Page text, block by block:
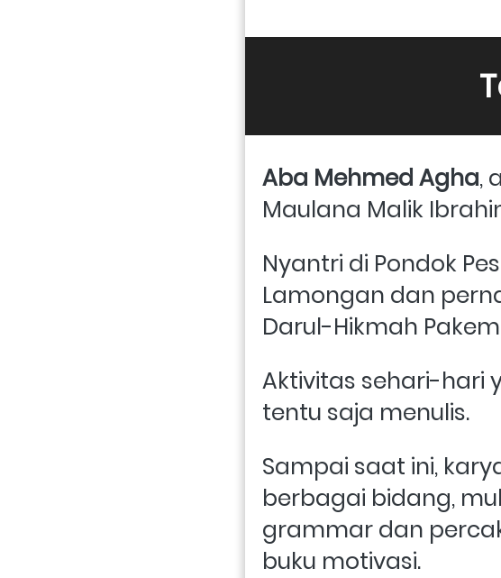
Aba Mehmed Agha,
Maulana Malik
Nyantri di Pondok
Lamongan dan
Darul-Hikmah
Aktivitas sehari-hari
tentu saja menulis.
Sampai saat ini,
berbagai bidang,
grammar dan
buku motivasi.